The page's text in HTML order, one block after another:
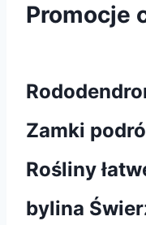
Promocje
Zamki
Rośliny
bylina